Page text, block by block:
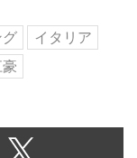
グ
イタリア
豪